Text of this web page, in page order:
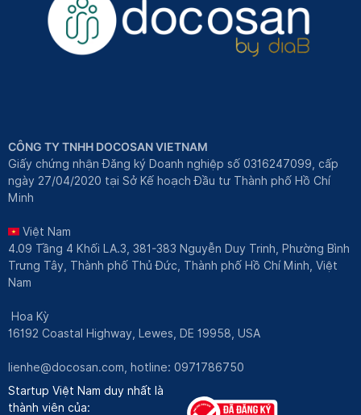
CÔNG TY TNHH DOCOSAN VIETNAM
Giấy chứng nhận Đăng ký Doanh nghiệp số 0316247099, cấp
ngày 27/04/2020 tại Sở Kế hoạch Đầu tư Thành phố Hồ Chí
Minh
Việt Nam
4.09 Tầng 4 Khối LA.3, 381-383 Nguyễn Duy Trinh, Phường Bình
Trưng Tây, Thành phố Thủ Đức, Thành phố Hồ Chí Minh, Việt
Nam
Hoa Kỳ
16192 Coastal Highway, Lewes, DE 19958, USA
lienhe@docosan.com , hotline: 0971786750
Startup Việt Nam duy nhất là
thành viên của: